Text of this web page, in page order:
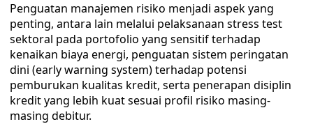
Penguatan manajemen risiko menjadi aspek yang
penting, antara lain melalui pelaksanaan stress test
sektoral pada portofolio yang sensitif terhadap
kenaikan biaya energi, penguatan sistem peringatan
dini (early warning system) terhadap potensi
pemburukan kualitas kredit, serta penerapan disiplin
kredit yang lebih kuat sesuai profil risiko masing-
masing debitur.